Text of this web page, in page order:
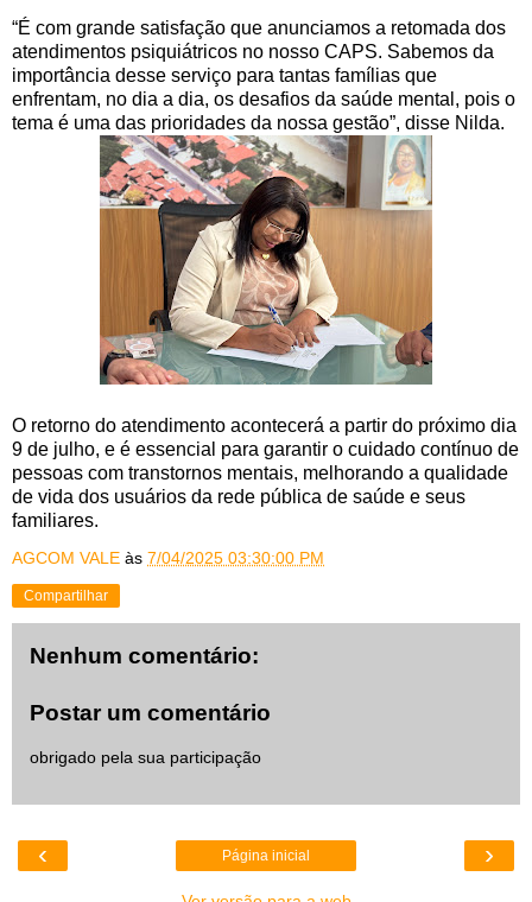
“É com grande satisfação que anunciamos a retomada dos
atendimentos psiquiátricos no nosso CAPS. Sabemos da
importância desse serviço para tantas famílias que
enfrentam, no dia a dia, os desafios da saúde mental, pois o
tema é uma das prioridades da nossa gestão”, disse Nilda.
O retorno do atendimento acontecerá a partir do próximo dia
9 de julho, e é essencial para garantir o cuidado contínuo de
pessoas com transtornos mentais, melhorando a qualidade
de vida dos usuários da rede pública de saúde e seus
familiares.
AGCOM VALE às 7/04/2025 03:30:00 PM
Compartilhar
Nenhum comentário:
Postar um comentário
obrigado pela sua participação
‹ ›
Página inicial